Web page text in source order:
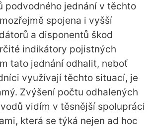
podvodného jednání v těchto
spojena i vyšší
a disponentů škod
indikátory pojistných
tato jednání odhalit, neboť
využívají těchto situací, je
Zvýšení počtu odhalených
vidím v těsnější spolupráci
která se týká nejen ad hoc